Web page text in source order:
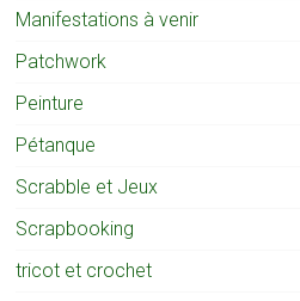
Manifestations à venir
Patchwork
Peinture
Pétanque
Scrabble et Jeux
Scrapbooking
tricot et crochet